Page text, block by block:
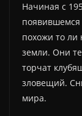
Начиная с
появившемся
похожи то ли
земли. Они
торчат
зловещий.
мира.